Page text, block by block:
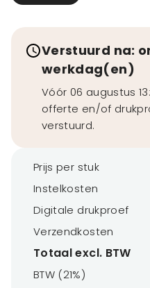
Verstuurd na:
werkdag(en)
Vóór 06 augustus
offerte en/of
verstuurd.
Prijs per stuk
Instelkosten
Digitale drukproef
Verzendkosten
Totaal excl. BTW
BTW (21%)